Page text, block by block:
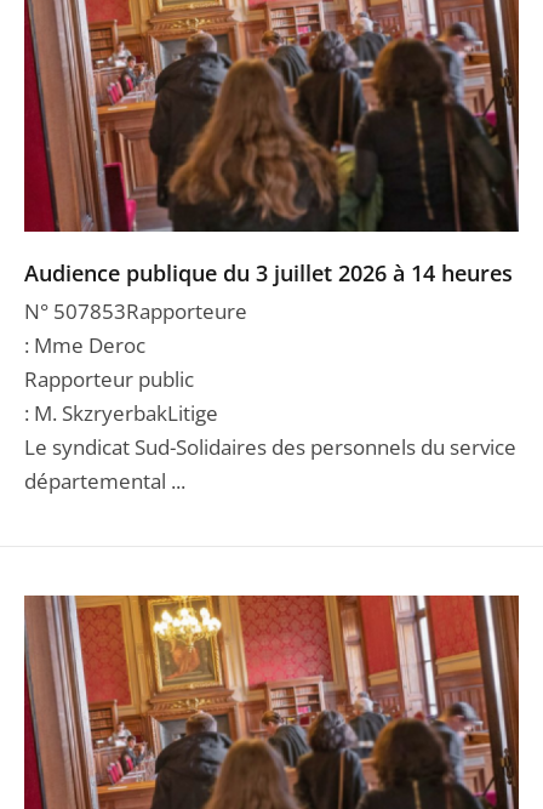
Audience publique du 3 juillet 2026 à 14 heures
N° 507853Rapporteure
: Mme Deroc
Rapporteur public
: M. SkzryerbakLitige
Le syndicat Sud-Solidaires des personnels du service
départemental ...